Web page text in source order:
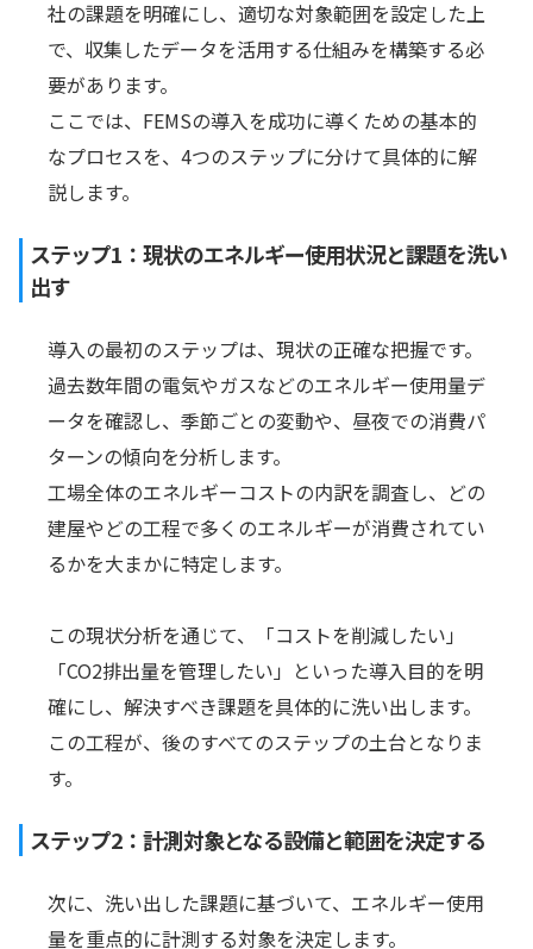
社の課題を明確にし、適切な対象範囲を設定した上
で、収集したデータを活用する仕組みを構築する必
要があります。
ここでは、FEMSの導入を成功に導くための基本的
なプロセスを、4つのステップに分けて具体的に解
説します。
ステップ1：現状のエネルギー使用状況と課題を洗い
出す
導入の最初のステップは、現状の正確な把握です。
過去数年間の電気やガスなどのエネルギー使用量デ
ータを確認し、季節ごとの変動や、昼夜での消費パ
ターンの傾向を分析します。
工場全体のエネルギーコストの内訳を調査し、どの
建屋やどの工程で多くのエネルギーが消費されてい
るかを大まかに特定します。
この現状分析を通じて、「コストを削減したい」
「CO2排出量を管理したい」といった導入目的を明
確にし、解決すべき課題を具体的に洗い出します。
この工程が、後のすべてのステップの土台となりま
す。
ステップ2：計測対象となる設備と範囲を決定する
次に、洗い出した課題に基づいて、エネルギー使用
量を重点的に計測する対象を決定します。